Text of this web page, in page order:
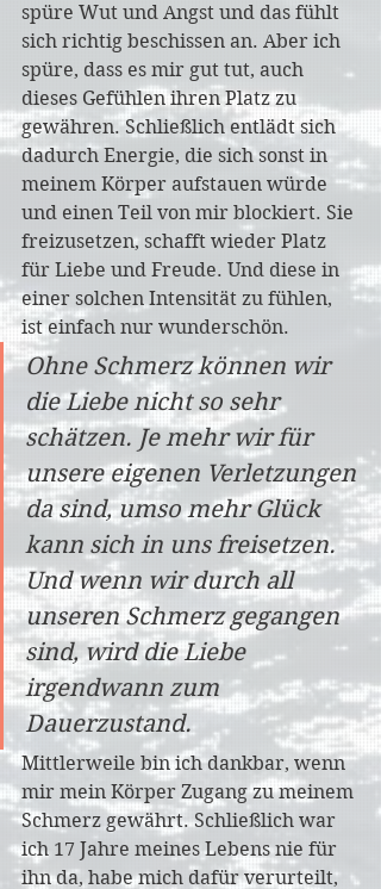
spüre Wut und Angst und das fühlt
sich richtig beschissen an. Aber ich
spüre, dass es mir gut tut, auch
dieses Gefühlen ihren Platz zu
gewähren. Schließlich entlädt sich
dadurch Energie, die sich sonst in
meinem Körper aufstauen würde
und einen Teil von mir blockiert. Sie
freizusetzen, schafft wieder Platz
für Liebe und Freude. Und diese in
einer solchen Intensität zu fühlen,
ist einfach nur wunderschön.
Ohne Schmerz können wir
die Liebe nicht so sehr
schätzen. Je mehr wir für
unsere eigenen Verletzungen
da sind, umso mehr Glück
kann sich in uns freisetzen.
Und wenn wir durch all
unseren Schmerz gegangen
sind, wird die Liebe
irgendwann zum
Dauerzustand.
Mittlerweile bin ich dankbar, wenn
mir mein Körper Zugang zu meinem
Schmerz gewährt. Schließlich war
ich 17 Jahre meines Lebens nie für
ihn da, habe mich dafür verurteilt,